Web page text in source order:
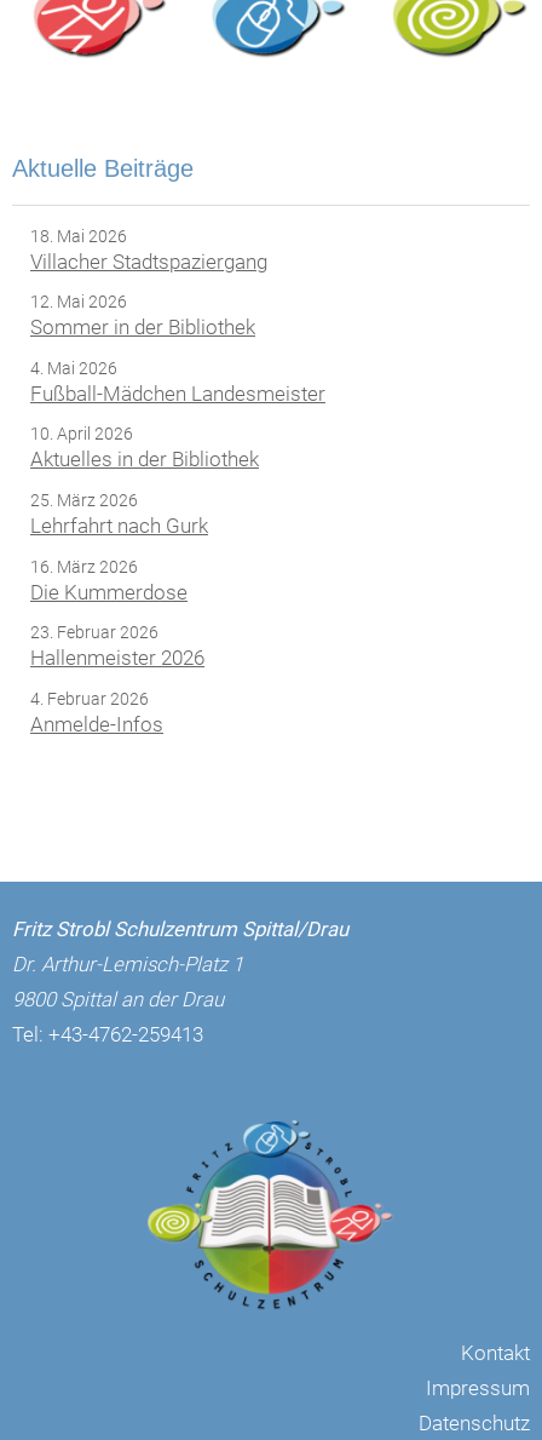
Aktuelle Beiträge
18. Mai 2026
Villacher Stadtspaziergang
12. Mai 2026
Sommer in der Bibliothek
4. Mai 2026
Fußball-Mädchen Landesmeister
10. April 2026
Aktuelles in der Bibliothek
25. März 2026
Lehrfahrt nach Gurk
16. März 2026
Die Kummerdose
23. Februar 2026
Hallenmeister 2026
4. Februar 2026
Anmelde-Infos
Fritz Strobl Schulzentrum Spittal/Drau
Dr. Arthur-Lemisch-Platz 1
9800 Spittal an der Drau
Tel: +43-4762-259413
Kontakt
Impressum
Datenschutz